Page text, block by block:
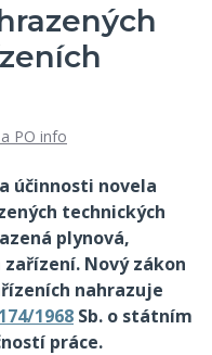
PO info
účinnosti novela
technických
plynová,
Nový zákon
nahrazuje
174/1968 Sb. o státním
práce.